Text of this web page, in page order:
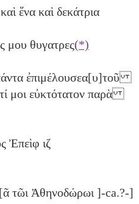
ἕνα καὶ δεκάτρια
μου θυγατρες(*)
ἐπιμέλουσεα[υ]τοῦ
μοι εὐκτότατον παρὰ
Ἐπεὶφ ιζ
τῶι Ἀθηνοδώρωι ]-ca.?-]